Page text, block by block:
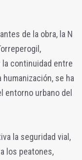
de la obra, la N
continuidad entre
se ha
entorno urbano del
la seguridad vial,
los peatones,